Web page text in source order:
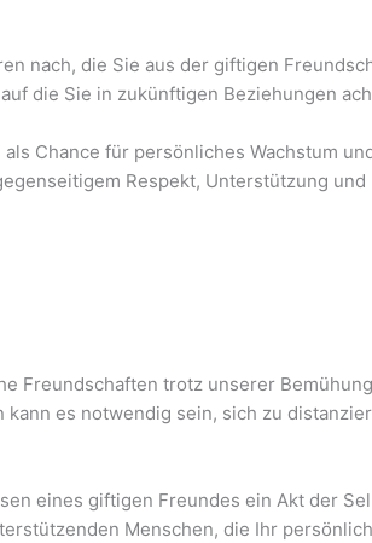
nach, die Sie aus der giftigen
die Sie in zukünftigen Beziehungen
Chance für persönliches Wachstum
Respekt, Unterstützung
Freundschaften trotz unserer
kann es notwendig sein, sich zu
eines giftigen Freundes ein Akt der
Menschen, die Ihr